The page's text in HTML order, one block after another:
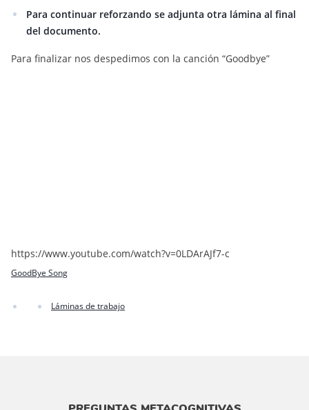
Para continuar reforzando se adjunta otra lámina al final
del documento.
Para finalizar nos despedimos con la canción “Goodbye”
https://www.youtube.com/watch?v=0LDArAJf7-c
GoodBye Song
Láminas de trabajo